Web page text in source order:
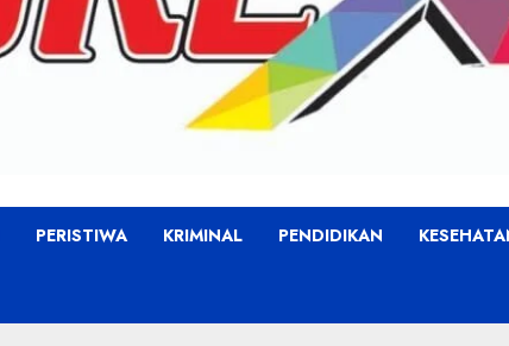
PERISTIWA KRIMINAL PENDIDIKAN